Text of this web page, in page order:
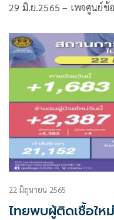
29 มิ.ย.2565 – เพจศูนย์ข้
22 มิถุนายน 2565
ไทยพบผู้ติดเชื้อให